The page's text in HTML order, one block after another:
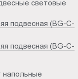
световые
подвесная (BG-C-
подвесная (BG-C-
напольные